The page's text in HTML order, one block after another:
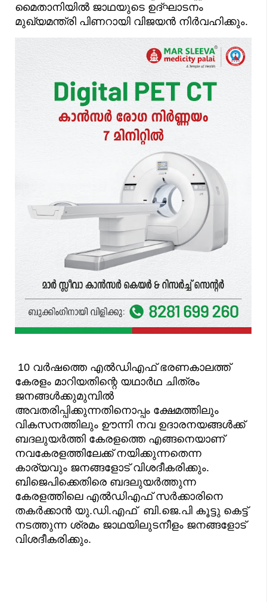
മൈതാനിയിൽ ജാഥയുടെ ഉദ്ഘാടനം
മുഖ്യമന്ത്രി പിണറായി വിജയൻ നിർവഹിക്കും.
10 വർഷത്തെ എൽഡിഎഫ് ഭരണകാലത്ത്
കേരളം മാറിയതിന്റെ യഥാർഥ ചിത്രം
ജനങ്ങൾക്കുമുമ്പിൽ
അവതരിപ്പിക്കുന്നതിനൊപ്പം ക്ഷേമത്തിലും
വികസനത്തിലും ഉ‍ൗന്നി നവ ഉദാരനയങ്ങൾക്ക്
ബദലുയർത്തി കേരളത്തെ എങ്ങനെയാണ്
നവകേരളത്തിലേക്ക് നയിക്കുന്നതെന്ന
കാര്യവും ജനങ്ങളോട് വിശദീകരിക്കും.
ബിജെപിക്കെതിരെ ബദലുയർത്തുന്ന
കേരളത്തിലെ എൽഡിഎഫ് സർക്കാരിനെ
തകർക്കാൻ യു.ഡി.എഫ് ബി.ജെ.പി കൂട്ടു കെട്ട്
നടത്തുന്ന ശ്രമം ജാഥയിലുടനീളം ജനങ്ങളോട്
വിശദീകരിക്കും.